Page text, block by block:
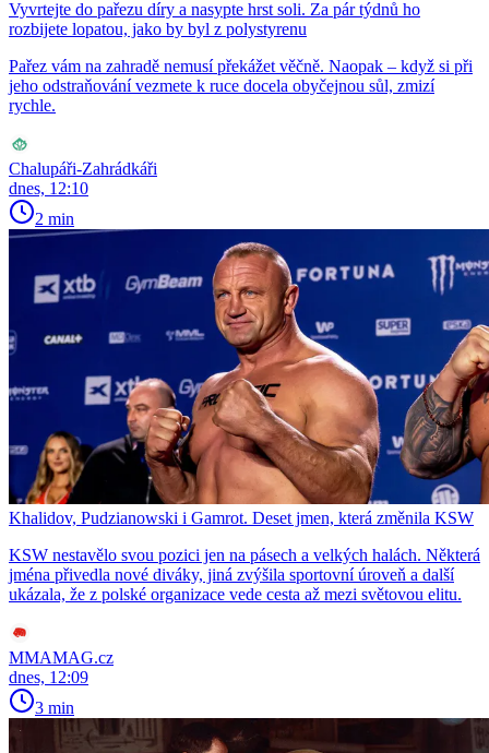
Vyvrtejte do pařezu díry a nasypte hrst soli. Za pár týdnů ho
rozbijete lopatou, jako by byl z polystyrenu
Pařez vám na zahradě nemusí překážet věčně. Naopak – když si při
jeho odstraňování vezmete k ruce docela obyčejnou sůl, zmizí
rychle.
Chalupáři-Zahrádkáři
dnes, 12:10
2 min
Khalidov, Pudzianowski i Gamrot. Deset jmen, která změnila KSW
KSW nestavělo svou pozici jen na pásech a velkých halách. Některá
jména přivedla nové diváky, jiná zvýšila sportovní úroveň a další
ukázala, že z polské organizace vede cesta až mezi světovou elitu.
MMAMAG.cz
dnes, 12:09
3 min